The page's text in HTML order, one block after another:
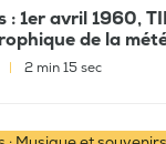
: 1er avril 1960,
de la
2 min 15 sec